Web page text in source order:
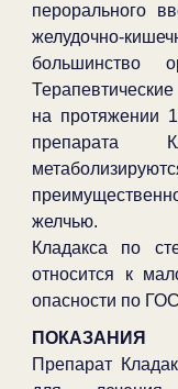
перорального
желудочно-
большинство
на протяжении
препарата
желчью.
Кладакса по
относится к
опасности по
ПОКАЗАНИЯ
Препарат